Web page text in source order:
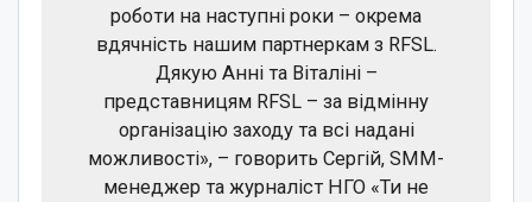
роботи на наступні роки – окрема
вдячність нашим партнеркам з RFSL.
Дякую Анні та Віталіні –
представницям RFSL – за відмінну
організацію заходу та всі надані
можливості», – говорить Сергій, SMM-
менеджер та журналіст НГО «Ти не